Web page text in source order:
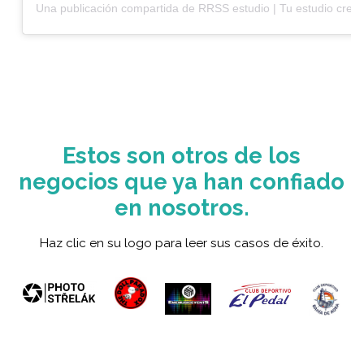
Una publicación compartida de RRSS estudio | Tu estudio
Estos son otros de los
negocios que ya han confiado
en nosotros.
Haz clic en su logo para leer sus casos de éxito.